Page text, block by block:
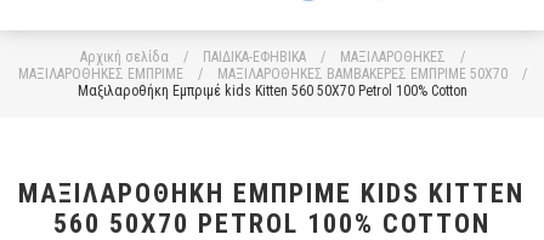
Αρχική σελίδα / ΠΑΙΔΙΚΑ-ΕΦΗΒΙΚΑ / ΜΑΞΙΛΑΡΟΘΗΚΕΣ
/
ΜΑΞΙΛΑΡΟΘΗΚΕΣ ΕΜΠΡΙΜΕ
/ ΜΑΞΙΛΑΡΟΘΗΚΕΣ ΒΑΜΒΑΚΕΡΕΣ ΕΜΠΡΙΜΕ 50X70
/
Μαξιλαροθήκη Εμπριμέ kids Kitten 560 50X70 Petrol 100% Cotton
ΜΑΞΙΛΑΡΟΘΉΚΗ ΕΜΠΡΙΜΈ KIDS KITTEN
560 50X70 PETROL 100% COTTON